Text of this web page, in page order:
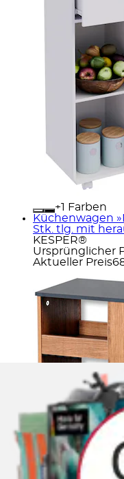
+
Farben
Küchenwagen
Stk. tlg. mit
KESPER®
Ursprünglicher
Aktueller Preis